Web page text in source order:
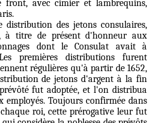
front, avec cimier et lambrequins,
des jetons consulaires,
à titre de présent d'honneur aux
dont le Consulat avait à
premières distributions furent
régulières qu'à partir de 1652,
de jetons d'argent à la fin
fut adoptée, et l'on distribua
employés. Toujours confirmée dans
roi, cette prérogative leur fut